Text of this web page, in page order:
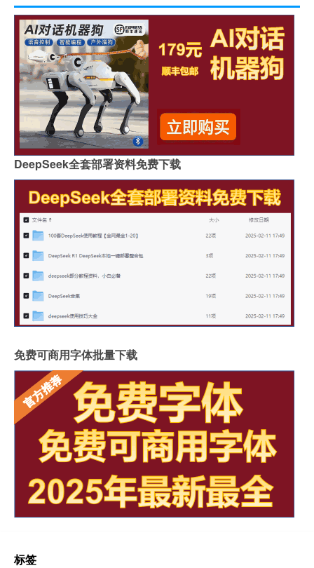
DeepSeek全套部署资料免费下载
免费可商用字体批量下载
标签